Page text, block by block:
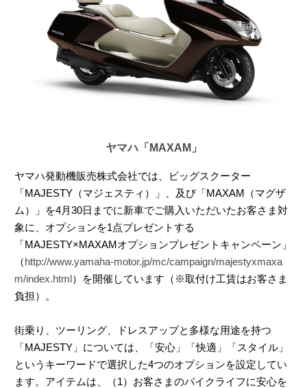
ヤマハ「MAXAM」
ヤマハ発動機販売株式会社では、ビッグスクーター
「MAJESTY（マジェスティ）」、及び「MAXAM（マグザ
ム）」を4月30日までに新車でご購入いただいたお客さま対
象に、オプションを1点プレゼントする
「MAJESTY×MAXAMオプションプレゼントキャンペーン」
（http://www.yamaha-motor.jp/mc/campaign/majestyxmaxa
m/index.html）を開催しています（※取付け工賃はお客さま
負担）。
街乗り、ツーリング、ドレスアップと多様な用途を持つ
「MAJESTY」については、「安心」「快適」「スタイル」
というキーワードで選択した4つのオプションを設定してい
ます。アイテムは、（1）お客さまのバイクライフに安心を